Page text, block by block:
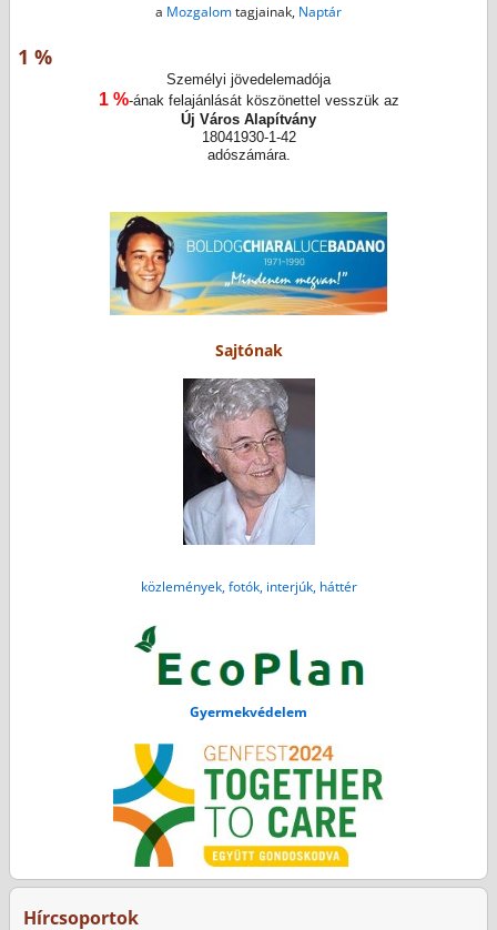
a Mozgalomtagjainak, Naptár
1 %
Személyi jövedelemadója
1 %-ának felajánlását köszönettel vesszük az
Új Város Alapítvány
18041930-1-42
adószámára.
Sajtónak
közlemények, fotók, interjúk, háttér
Gyermekvédelem
Hírcsoportok